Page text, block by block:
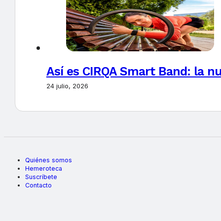
Así es CIRQA Smart Band: la
24 julio, 2026
Quiénes somos
Hemeroteca
Suscríbete
Contacto